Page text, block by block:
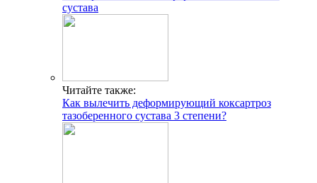
сустава
Читайте также:
Как вылечить деформирующий коксартроз
тазоберенного сустава 3 степени?